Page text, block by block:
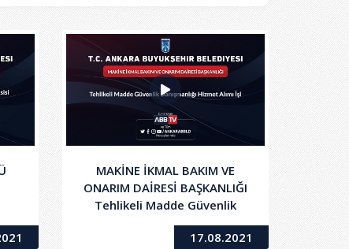
MAKİNE İKMAL BAKIM VE
ONARIM DAİRESİ BAŞKANLIĞI
Tehlikeli Madde Güvenlik
Danışmanlığı Hizmet Alımı
17.08.2021